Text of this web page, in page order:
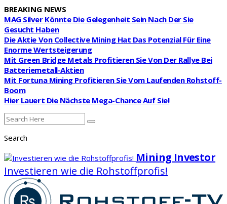
BREAKING NEWS
MAG Silver Könnte Die Gelegenheit Sein Nach Der Sie
Gesucht Haben
Die Aktie Von Collective Mining Hat Das Potenzial Für Eine
Enorme Wertsteigerung
Mit Green Bridge Metals Profitieren Sie Von Der Rallye Bei
Batteriemetall-Aktien
Mit Fortuna Mining Profitieren Sie Vom Laufenden Rohstoff-
Boom
Hier Lauert Die Nächste Mega-Chance Auf Sie!
Search
Mining Investor
Investieren wie die Rohstoffprofis!